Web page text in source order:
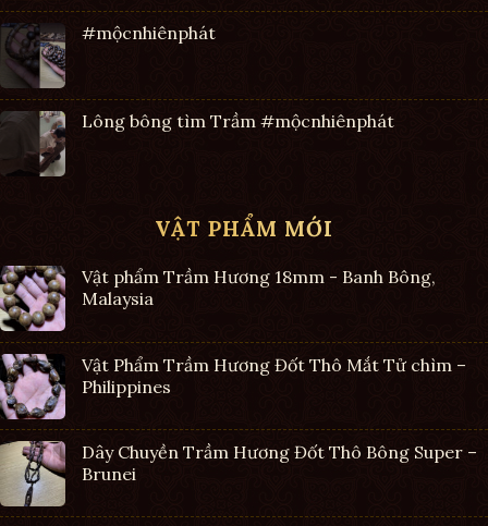
#mộcnhiênphát
Lông bông tìm Trầm #mộcnhiênphát
VẬT PHẨM MỚI
Vật phẩm Trầm Hương 18mm - Banh Bông,
Malaysia
Vật Phẩm Trầm Hương Đốt Thô Mắt Tử chìm –
Philippines
Dây Chuyền Trầm Hương Đốt Thô Bông Super –
Brunei